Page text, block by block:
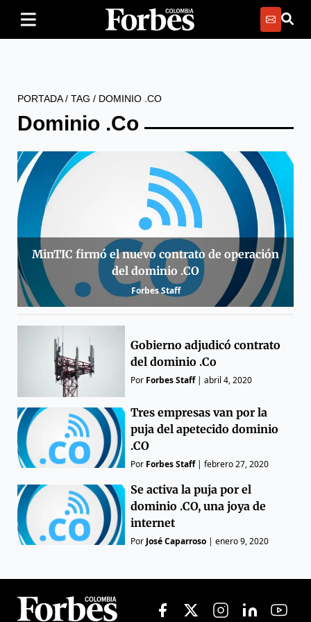
PORTADA/ TAG / DOMINIO .CO
Dominio .Co
MinTIC firmó el nuevo contrato de operación
del dominio .CO
Forbes Staff
Gobierno adjudicó contrato
del dominio .Co
Por Forbes Staff|abril 4, 2020
Tres empresas van por la
puja del apetecido dominio
.CO
Por Forbes Staff|febrero 27, 2020
Se activa la puja por el
dominio .CO, una joya de
internet
Por José Caparroso |enero 9, 2020